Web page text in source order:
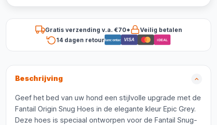
Gratis verzending v.a. €70*
Veilig betalen
14 dagen retourBancontact VISA iDEAL
Beschrijving
Geef het bed van uw hond een stijlvolle upgrade met de
Fantail Origin Snug Hoes in de elegante kleur Epic Grey.
Deze hoes is speciaal ontworpen voor de Fantail Snug-